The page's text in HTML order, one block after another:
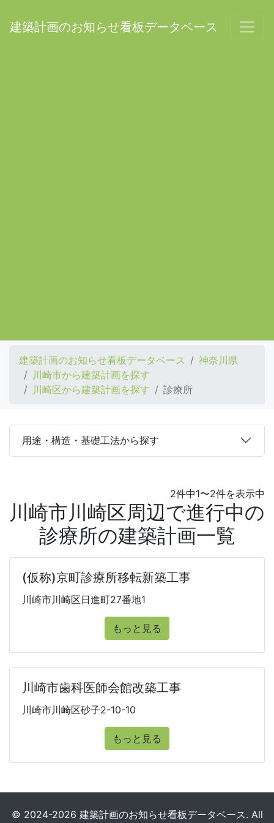
建築計画のお知らせ看板データベース
建築計画のお知らせ看板データベース
神奈川県
川崎市から建築計画を探す
川崎区から建築計画を探す
診療所
用途・構造・基礎工法から探す
2件中1〜2件を表示中
川崎市川崎区周辺で進行中の
診療所の建築計画一覧
(仮称)京町診療所移転新築工事
川崎市川崎区日進町27番地1
もっと見る
川崎市歯科医師会館改築工事
川崎市川崎区砂子2-10-10
もっと見る
© 2024-2026 建築計画のお知らせ看板データベース. All